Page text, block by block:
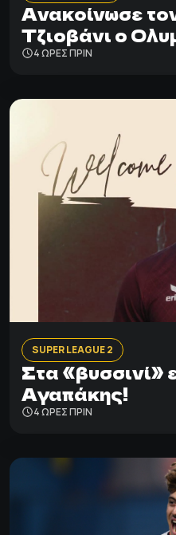
Ανακοίνωσε
Τζιοβάνι ο
4 ΩΡΕΣ ΠΡΙΝ
SUPER LEAGUE 2
Στα «βυσσινί»
Αγαπάκης!
4 ΩΡΕΣ ΠΡΙΝ